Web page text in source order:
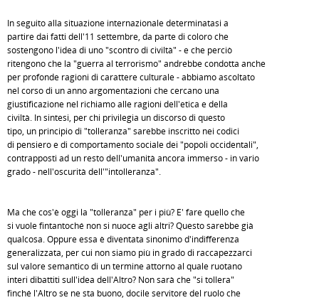
In seguito alla situazione internazionale determinatasi a
partire dai fatti dell'11 settembre, da parte di coloro che
sostengono l'idea di uno "scontro di civiltà" - e che perciò
ritengono che la "guerra al terrorismo" andrebbe condotta anche
per profonde ragioni di carattere culturale - abbiamo ascoltato
nel corso di un anno argomentazioni che cercano una
giustificazione nel richiamo alle ragioni dell'etica e della
civiltà. In sintesi, per chi privilegia un discorso di questo
tipo, un principio di "tolleranza" sarebbe inscritto nei codici
di pensiero e di comportamento sociale dei "popoli occidentali",
contrapposti ad un resto dell'umanità ancora immerso - in vario
grado - nell'oscurità dell'"intolleranza".
Ma che cos'è oggi la "tolleranza" per i più? E' fare quello che
si vuole fintantoché non si nuoce agli altri? Questo sarebbe già
qualcosa. Oppure essa è diventata sinonimo d'indifferenza
generalizzata, per cui non siamo più in grado di raccapezzarci
sul valore semantico di un termine attorno al quale ruotano
interi dibattiti sull'idea dell'Altro? Non sarà che "si tollera"
finché l'Altro se ne sta buono, docile servitore del ruolo che